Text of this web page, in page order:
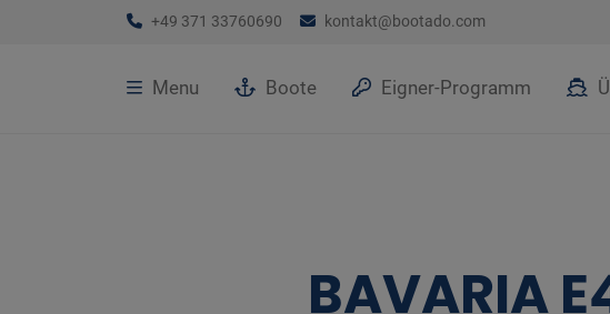
+49 371 33760690 kontakt@bootado.com
Menu Boote Eigner-Programm
BAVARIA